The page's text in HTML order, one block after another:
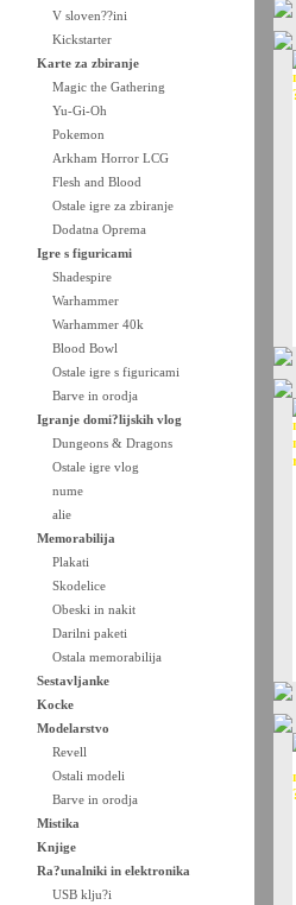
V sloven??ini
Kickstarter
Karte za zbiranje
Magic the Gathering
Yu-Gi-Oh
Pokemon
Arkham Horror LCG
Flesh and Blood
Ostale igre za zbiranje
Dodatna Oprema
Igre s figuricami
Shadespire
Warhammer
Warhammer 40k
Blood Bowl
Ostale igre s figuricami
Barve in orodja
Igranje domi?lijskih vlog
Dungeons & Dragons
Ostale igre vlog
nume
alie
Memorabilija
Plakati
Skodelice
Obeski in nakit
Darilni paketi
Ostala memorabilija
Sestavljanke
Kocke
Modelarstvo
Revell
Ostali modeli
Barve in orodja
Mistika
Knjige
Ra?unalniki in elektronika
USB klju?i